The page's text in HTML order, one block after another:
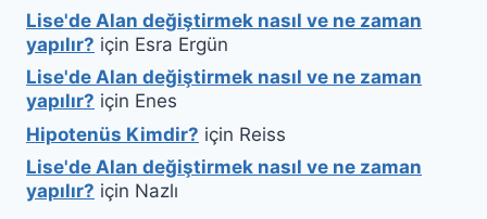
Lise'de Alan değiştirmek nasıl ve ne zaman
yapılır? için Esra Ergün
Lise'de Alan değiştirmek nasıl ve ne zaman
yapılır? için Enes
Hipotenüs Kimdir? için Reiss
Lise'de Alan değiştirmek nasıl ve ne zaman
yapılır? için Nazlı